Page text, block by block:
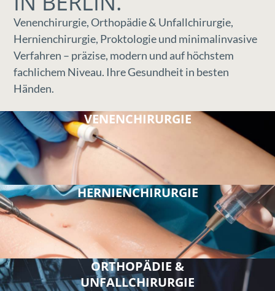
Venenchirurgie, Orthopädie & Unfallchirurgie,
Hernienchirurgie, Proktologie und minimalinvasive
Verfahren – präzise, modern und auf höchstem
fachlichem Niveau. Ihre Gesundheit in besten
Händen.
VENENCHIRURGIE
HERNIENCHIRURGIE
ORTHOPÄDIE &
UNFALLCHIRURGIE